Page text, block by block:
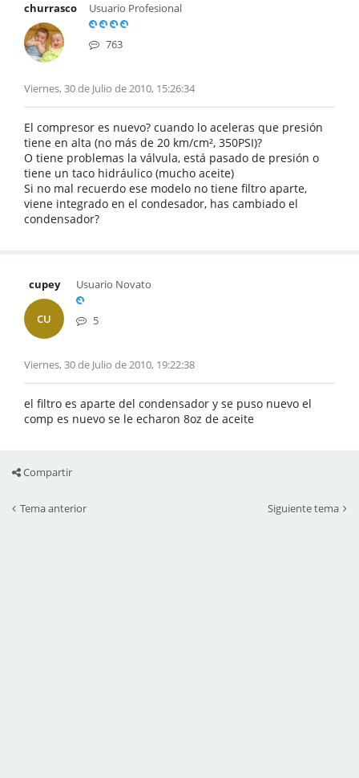
churrasco Usuario Profesional
763
Viernes, 30 de Julio de 2010, 15:26:34
El compresor es nuevo? cuando lo aceleras que presión
tiene en alta (no más de 20 km/cm², 350PSI)?
O tiene problemas la válvula, está pasado de presión o
tiene un taco hidráulico (mucho aceite)
Si no mal recuerdo ese modelo no tiene filtro aparte,
viene integrado en el condesador, has cambiado el
condensador?
cupey
CU
Usuario Novato
5
Viernes, 30 de Julio de 2010, 19:22:38
el filtro es aparte del condensador y se puso nuevo el
comp es nuevo se le echaron 8oz de aceite
Compartir
Tema anterior Siguiente tema